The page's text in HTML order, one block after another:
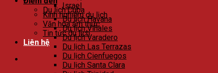
Israel
Kinh nghiệm du lịch
Văn hóa ẩm thực
Tin tức du lịch
Liên hệ
Du lịch Cuba
Du lịch Havana
Du lịch Viñales
Du lịch Varadero
Du lịch Las Terrazas
Du lịch Cienfuegos
Du lịch Santa Clara